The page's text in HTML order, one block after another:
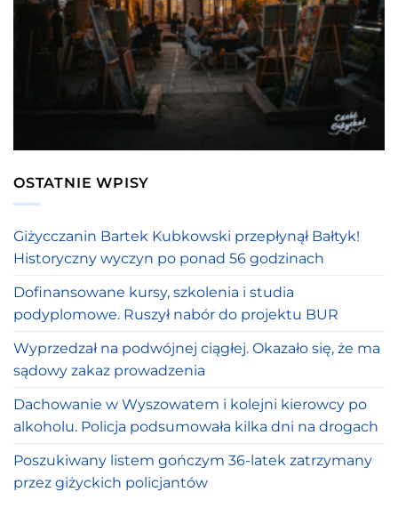
OSTATNIE WPISY
Giżycczanin Bartek Kubkowski przepłynął Bałtyk!
Historyczny wyczyn po ponad 56 godzinach
Dofinansowane kursy, szkolenia i studia
podyplomowe. Ruszył nabór do projektu BUR
Wyprzedzał na podwójnej ciągłej. Okazało się, że ma
sądowy zakaz prowadzenia
Dachowanie w Wyszowatem i kolejni kierowcy po
alkoholu. Policja podsumowała kilka dni na drogach
Poszukiwany listem gończym 36-latek zatrzymany
przez giżyckich policjantów